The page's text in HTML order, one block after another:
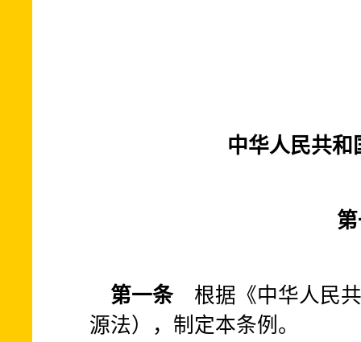
中华人民共和
第一条根据《中华人民共
源法），制定本条例。